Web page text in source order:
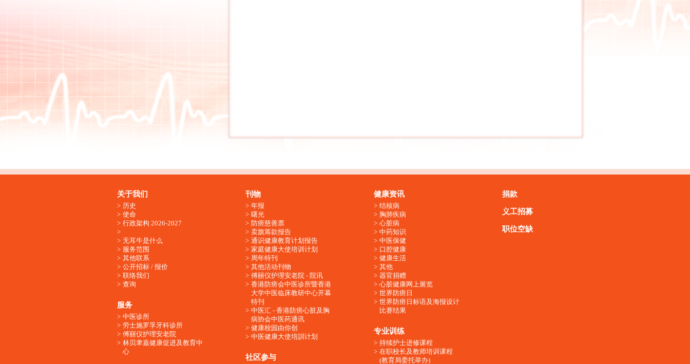
关于我们
历史
使命
行政架构 2026-2027
无耳牛是什么
服务范围
其他联系
公开招标 / 报价
联络我们
查询
服务
中医诊所
劳士施罗孚牙科诊所
傅丽仪护理安老院
林贝聿嘉健康促进及教育中
心
刊物
年报
曙光
防痨慈善票
卖旗筹款报告
通识健康教育计划报告
家庭健康大使培训计划
周年特刊
其他活动刊物
傅丽仪护理安老院 - 院讯
香港防痨会中医诊所暨香港
大学中医临床教研中心开幕
特刊
中医汇 - 香港防痨心脏及胸
病协会中医药通讯
健康校园由你创
中医健康大使培訓计划
社区参与
健康资讯
结核病
胸肺疾病
心脏病
中药知识
中医保健
口腔健康
健康生活
其他
器官捐赠
心脏健康网上展览
世界防痨日
世界防痨日标语及海报设计
比赛结果
专业训练
持续护士进修课程
在职校长及教师培训课程
(教育局委托举办)
捐款
义工招募
职位空缺